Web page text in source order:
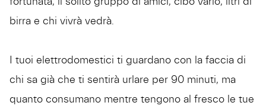
birra e chi vivrà vedrà.
I tuoi elettrodomestici ti guardano con la faccia di
chi sa già che ti sentirà urlare per 90 minuti, ma
quanto consumano mentre tengono al fresco le tue